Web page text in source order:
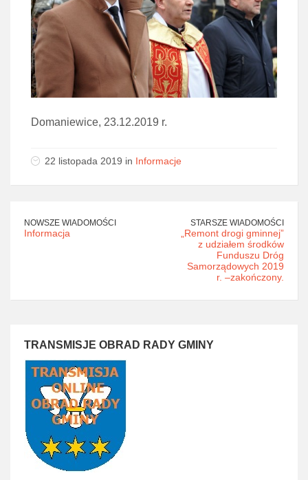
Domaniewice, 23.12.2019 r.
22 listopada 2019 in Informacje
NOWSZE WIADOMOŚCI
Informacja
STARSZE WIADOMOŚCI
„Remont drogi gminnej”
z udziałem środków
Funduszu Dróg
Samorządowych 2019
r. –zakończony.
TRANSMISJE OBRAD RADY GMINY